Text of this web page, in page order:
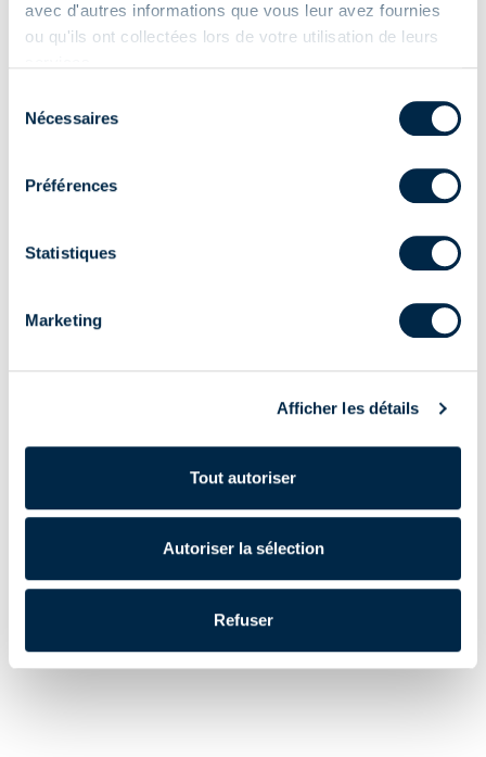
avec d'autres informations que vous leur avez fournies
ou qu'ils ont collectées lors de votre utilisation de leurs
Nécessaires
Préférences
Statistiques
Marketing
Afficher les détails
Tout autoriser
Autoriser la sélection
Refuser
MODIFIER VOS PRÉFÉRENCES DE COOKIES
Sélectionner l’opération qui vous intéresse
Avant de commencer
Régler les fins de course
De annulation totale des fins de course
Réglage de la force de fermeture